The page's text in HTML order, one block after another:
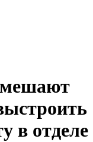
в отделе